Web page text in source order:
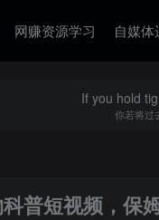
网赚资源学习 自媒体
If you hold
你若将过
普短视频，保